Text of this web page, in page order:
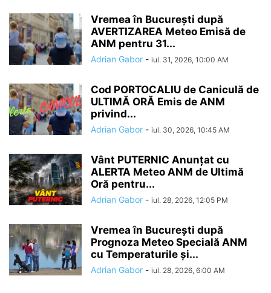
Vremea în București după
AVERTIZAREA Meteo Emisă de
ANM pentru 31...
Adrian Gabor - iul. 31, 2026, 10:00 AM
Cod PORTOCALIU de Caniculă de
ULTIMĂ ORĂ Emis de ANM
privind...
Adrian Gabor - iul. 30, 2026, 10:45 AM
Vânt PUTERNIC Anunțat cu
ALERTA Meteo ANM de Ultimă
Oră pentru...
Adrian Gabor - iul. 28, 2026, 12:05 PM
Vremea în București după
Prognoza Meteo Specială ANM
cu Temperaturile și...
Adrian Gabor - iul. 28, 2026, 6:00 AM